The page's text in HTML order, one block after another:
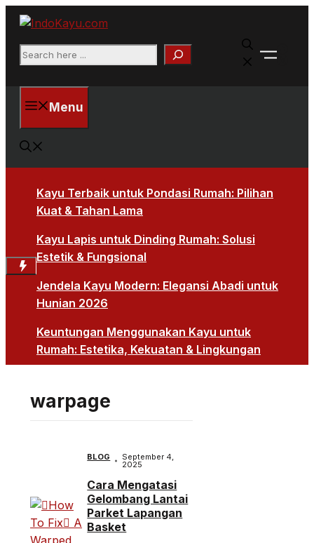
Skip
content
Search
X
Menu
Kayu Terbaik untuk Pondasi Rumah: Pilihan
Kuat & Tahan Lama
Kayu Lapis untuk Dinding Rumah: Solusi
Estetik & Fungsional
Jendela Kayu Modern: Elegansi Abadi untuk
Hunian 2026
Keuntungan Menggunakan Kayu untuk
Rumah: Estetika, Kekuatan & Lingkungan
warpage
BLOG September 4,
2025
Cara Mengatasi
Gelombang Lantai
Parket Lapangan
Basket